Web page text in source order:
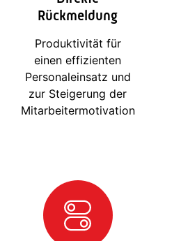
Rückmeldung
Produktivität für
einen effizienten
Personaleinsatz und
zur Steigerung der
Mitarbeitermotivation